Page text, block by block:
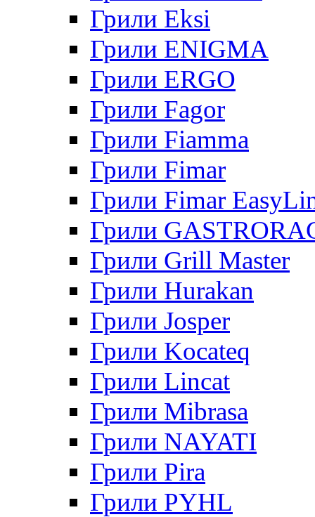
Грили Eksi
Грили ENIGMA
Грили ERGO
Грили Fagor
Грили Fiamma
Грили Fimar
Грили Fimar
Грили
Грили Grill Master
Грили Hurakan
Грили Josper
Грили Kocateq
Грили Lincat
Грили Mibrasa
Грили NAYATI
Грили Pira
Грили PYHL